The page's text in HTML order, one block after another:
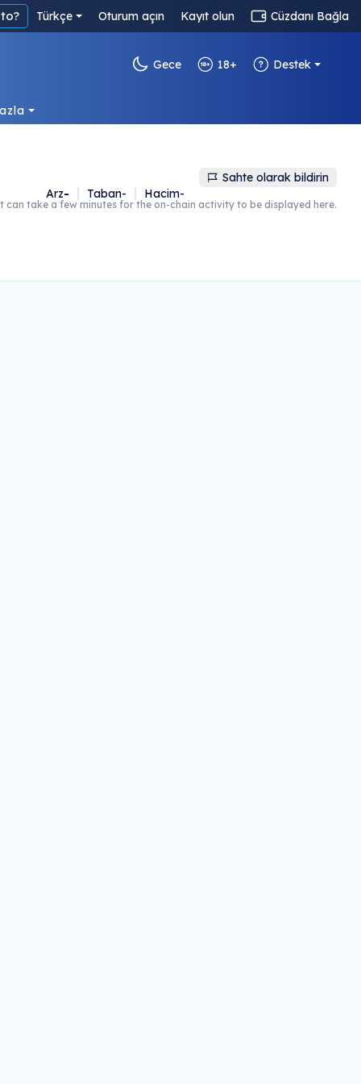
Türkçe Oturum açın Kayıt olun Cüzdanı Bağla
Gece 18+ Destek
Sahte olarak bildirin
Arz- Taban- Hacim-
can take a few minutes for the on-chain activity to be displayed here.